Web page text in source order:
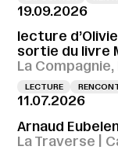
19.09.2026
lecture
sortie du livre
La
LECTURE
11.07.2026
Arnaud
La Traverse |